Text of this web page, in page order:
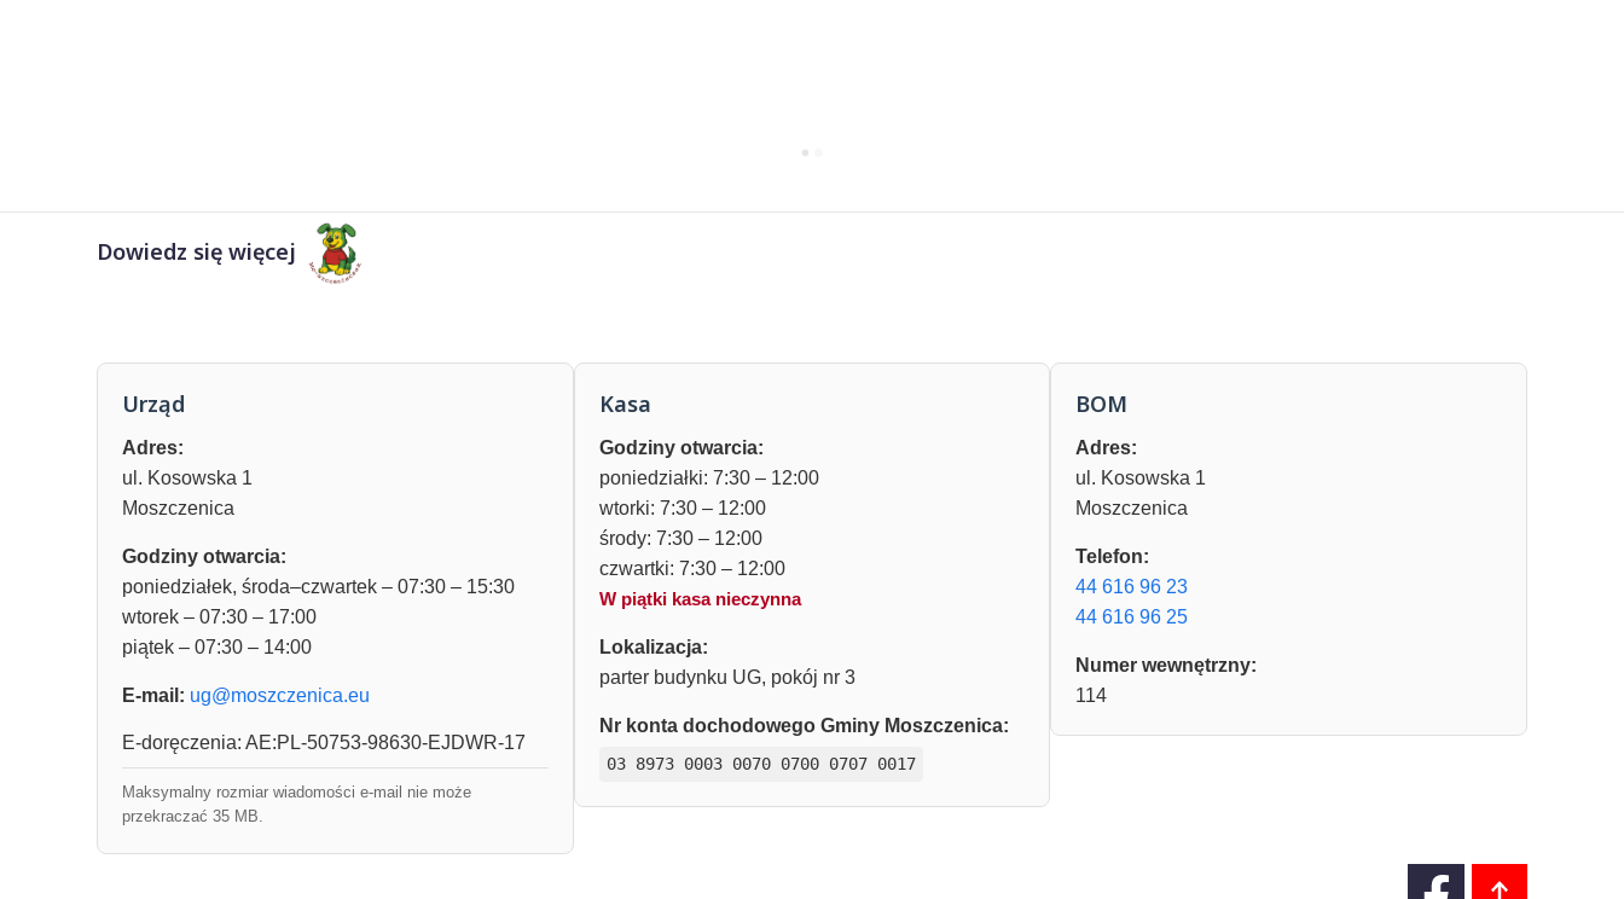
Dowiedz się więcej
Urząd
Adres:
ul. Kosowska 1
Moszczenica
Godziny otwarcia:
poniedziałek, środa–czwartek – 07:30 – 15:30
wtorek – 07:30 – 17:00
piątek – 07:30 – 14:00
E-mail: ug@moszczenica.eu
E-doręczenia: AE:PL-50753-98630-EJDWR-17
Maksymalny rozmiar wiadomości e-mail nie może
przekraczać 35 MB.
Kasa
Godziny otwarcia:
poniedziałki: 7:30 – 12:00
wtorki: 7:30 – 12:00
środy: 7:30 – 12:00
czwartki: 7:30 – 12:00
W piątki kasa nieczynna
Lokalizacja:
parter budynku UG, pokój nr 3
Nr konta dochodowego Gminy Moszczenica:
03 8973 0003 0070 0700 0707 0017
BOM
Adres:
ul. Kosowska 1
Moszczenica
Telefon:
44 616 96 23
44 616 96 25
Numer wewnętrzny:
114